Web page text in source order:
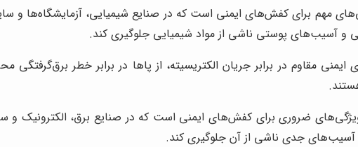
مهم برای کفش‌های ایمنی است که در صنایع شیمیایی، آزمایشگاه‌ها و
و آسیب‌های پوستی ناشی از مواد شیمیایی جلوگیری کند.
مقاوم در برابر جریان الکتریسیته، از پاها در برابر خطر
ویژگی‌های ضروری برای کفش‌های ایمنی است که در صنایع برق، الکترونیک
آسیب‌های جدی ناشی از آن جلوگیری کند.